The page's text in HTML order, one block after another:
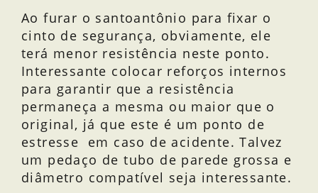
Ao furar o santoantônio para fixar o
cinto de segurança, obviamente, ele
terá menor resistência neste ponto.
Interessante colocar reforços internos
para garantir que a resistência
permaneça a mesma ou maior que o
original, já que este é um ponto de
estresse em caso de acidente. Talvez
um pedaço de tubo de parede grossa e
diâmetro compatível seja interessante.